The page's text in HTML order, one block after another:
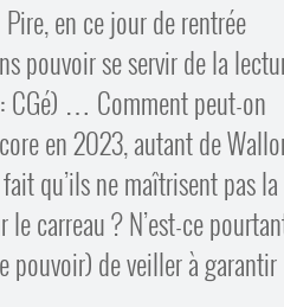
en ce jour de rentrée
pouvoir se servir de la
CGé) … Comment peut-on
en 2023, autant de
qu’ils ne maîtrisent pas la
carreau ? N’est-ce
pouvoir) de veiller à garantir